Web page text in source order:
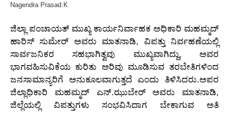
Nagendra Prasad.K
ಜಿಲ್ಲಾ ಪಂಚಾಯತ್ ಮುಖ್ಯ ಕಾರ್ಯನಿರ್ವಾಹಕ ಅಧಿಕಾರಿ ಮಹಮ್ಮದ್
ಹಾರಿಸ್ ಸುಮೇರ್ ಅವರು ಮಾತನಾಡಿ, ವಿಪತ್ತು ನಿರ್ವಹಣೆಯಲ್ಲಿ
ಸಾರ್ವಜನಿಕರ ಸಹಭಾಗಿತ್ವವು ಮುಖ್ಯವಾಗಿದ್ದು, ಅವರ
ಭಾಗವಹಿಸುವಿಕೆಯ ಕುರಿತು ಅರಿವು ಮೂಡಿಸುವ ತರಬೇತಿಗಳಿಂದ
ಜನಸಾಮಾನ್ಯರಿಗೆ ಅನುಕೂಲವಾಗುತ್ತದೆ ಎಂದು ತಿಳಿಸಿದರು.ಅಪರ
ಜಿಲ್ಲಾಧಿಕಾರಿ ಮಹಮ್ಮದ್ ಎನ್.ಝುಬೇರ್ ಅವರು ಮಾತನಾಡಿ,
ಜಿಲ್ಲೆಯಲ್ಲಿ ವಿಪತ್ತುಗಳು ಸಂಭವಿಸಿದಾಗ ಬೇಕಾಗುವ ಅತಿ